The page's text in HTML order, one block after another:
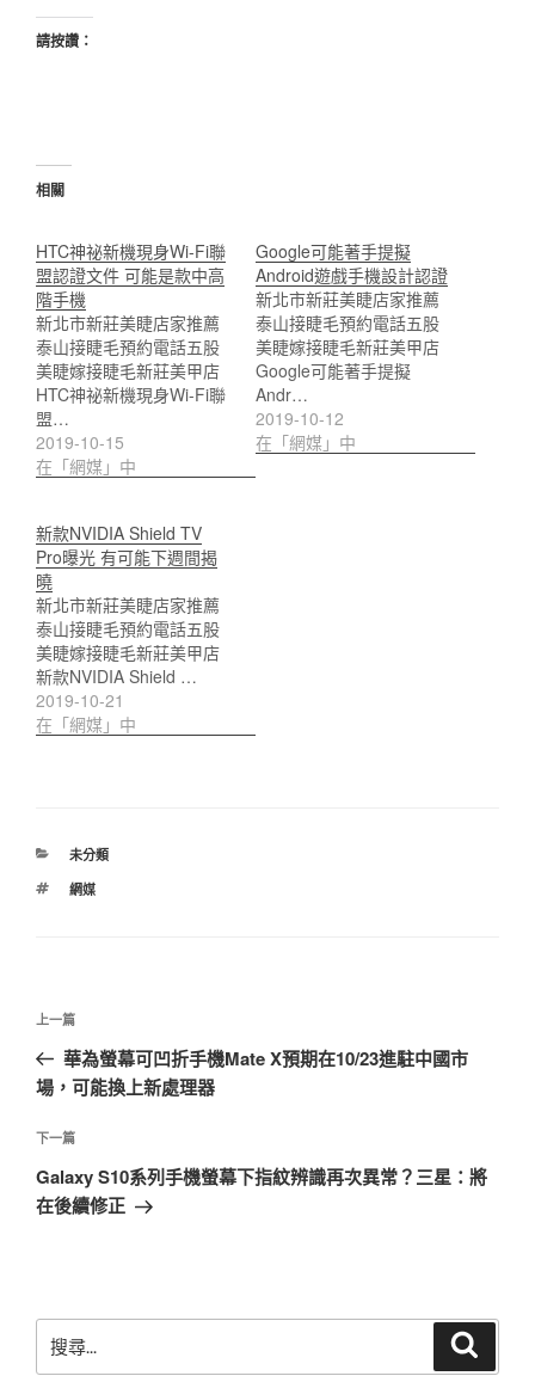
請按讚：
相關
HTC神祕新機現身Wi-Fi聯
盟認證文件 可能是款中高
階手機
新北市新莊美睫店家推薦
泰山接睫毛預約電話五股
美睫嫁接睫毛新莊美甲店
HTC神祕新機現身Wi-Fi聯
盟…
2019-10-15
在「網媒」中
Google可能著手提擬
Android遊戲手機設計認證
新北市新莊美睫店家推薦
泰山接睫毛預約電話五股
美睫嫁接睫毛新莊美甲店
Google可能著手提擬
Andr…
2019-10-12
在「網媒」中
新款NVIDIA Shield TV
Pro曝光 有可能下週間揭
曉
新北市新莊美睫店家推薦
泰山接睫毛預約電話五股
美睫嫁接睫毛新莊美甲店
新款NVIDIA Shield …
2019-10-21
在「網媒」中
分
未分類
標
網媒
文
導
覽
上
一
篇
章
上一篇
華為螢幕可凹折手機Mate X預期在10/23進駐中國市
場，可能換上新處理器
下
一
篇
下一篇
Galaxy S10系列手機螢幕下指紋辨識再次異常？三星：將
在後續修正
尋